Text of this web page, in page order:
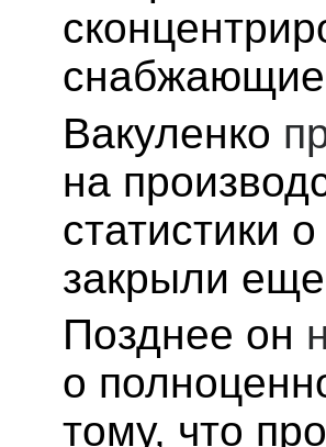
снабжающие
Вакуленко
на
статистики
закрыли
Позднее он
о
тому, что